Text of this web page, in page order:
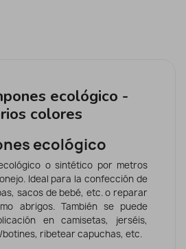
ecológico -
colores
ecológico
o sintético por metros
Ideal para la confección de
sacos de bebé, etc. o reparar
abrigos. También se puede
en camisetas, jerséis,
ribetear capuchas, etc.